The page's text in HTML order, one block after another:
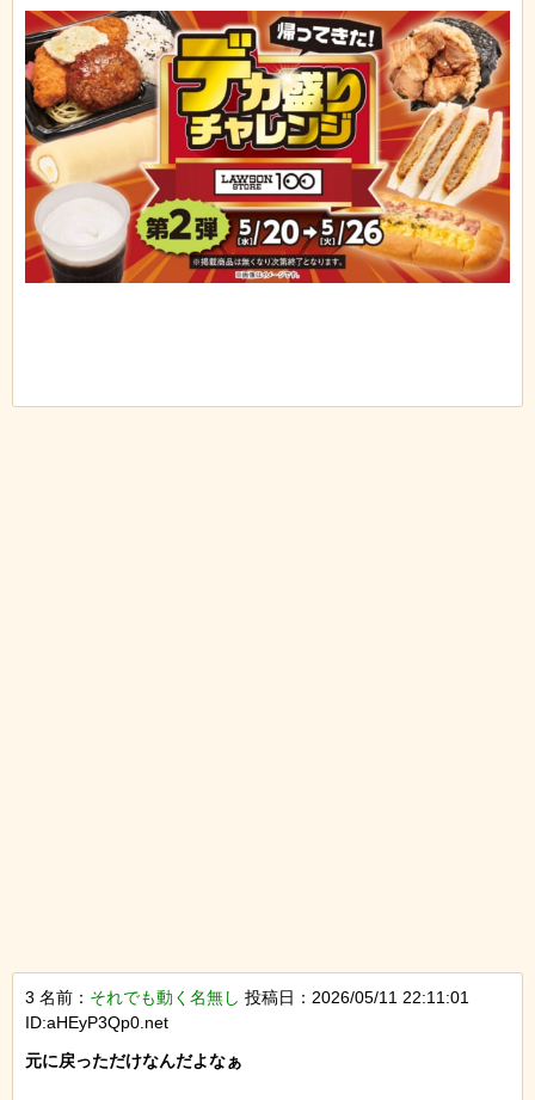
3 名前： それでも動く名無し 投稿日：2026/05/11 22:11:01
ID:aHEyP3Qp0.net
元に戻っただけなんだよなぁ